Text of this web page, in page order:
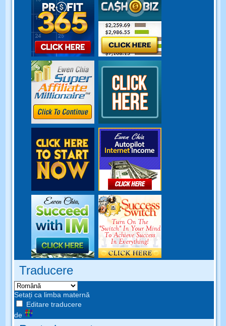
Traducere
Setați ca limba maternă
Editare traducere
de